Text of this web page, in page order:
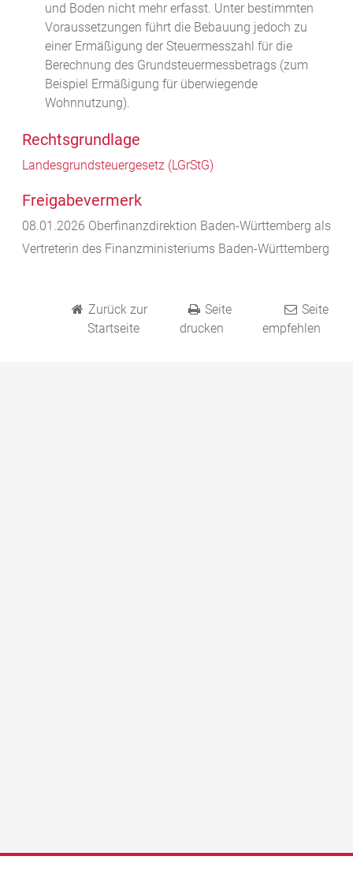
und Boden nicht mehr erfasst. Unter bestimmten
Voraussetzungen führt die Bebauung jedoch zu
einer Ermäßigung der Steuermesszahl für die
Berechnung des Grundsteuermessbetrags (zum
Beispiel Ermäßigung für überwiegende
Wohnnutzung).
Rechtsgrundlage
Landesgrundsteuergesetz (LGrStG)
Freigabevermerk
08.01.2026 Oberfinanzdirektion Baden-Württemberg als
Vertreterin des Finanzministeriums Baden-Württemberg
Zurück zur
Startseite
Seite
drucken
Seite
empfehlen